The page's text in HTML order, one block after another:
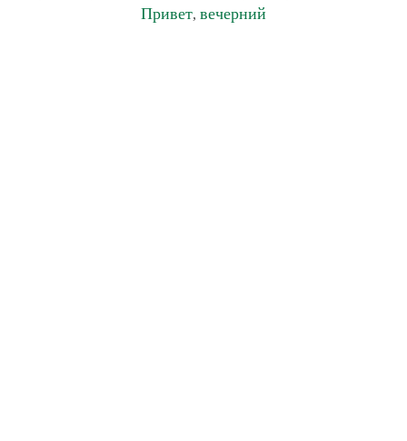
Привет, вечерний